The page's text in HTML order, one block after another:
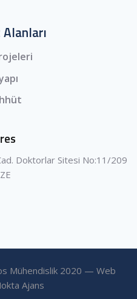
Doktorlar Sitesi No:11/209
Mühendislik 2020 — Web
Ajans